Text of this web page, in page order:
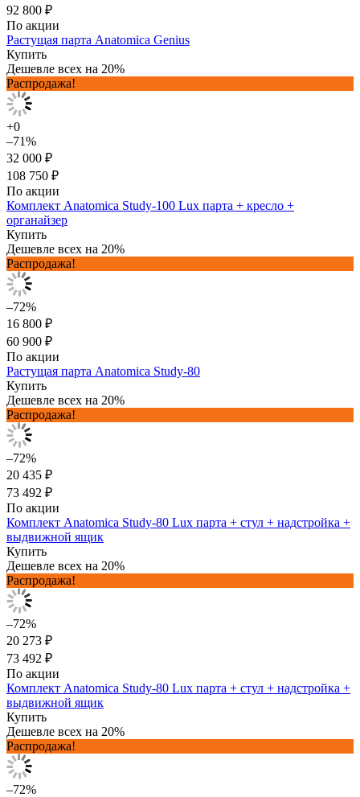
92 800 ₽
По акции
Растущая парта Anatomica Genius
Купить
Дешевле всех на 20%
Распродажа!
+0
–71%
32 000 ₽
108 750 ₽
По акции
Комплект Anatomica Study-100 Lux парта + кресло +
органайзер
Купить
Дешевле всех на 20%
Распродажа!
–72%
16 800 ₽
60 900 ₽
По акции
Растущая парта Anatomica Study-80
Купить
Дешевле всех на 20%
Распродажа!
–72%
20 435 ₽
73 492 ₽
По акции
Комплект Anatomica Study-80 Lux парта + стул + надстройка +
выдвижной ящик
Купить
Дешевле всех на 20%
Распродажа!
–72%
20 273 ₽
73 492 ₽
По акции
Комплект Anatomica Study-80 Lux парта + стул + надстройка +
выдвижной ящик
Купить
Дешевле всех на 20%
Распродажа!
–72%